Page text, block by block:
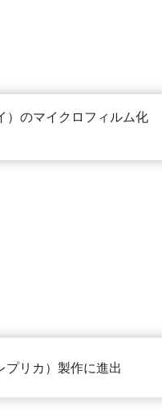
）のマイクロフィルム化
プリカ）製作に進出